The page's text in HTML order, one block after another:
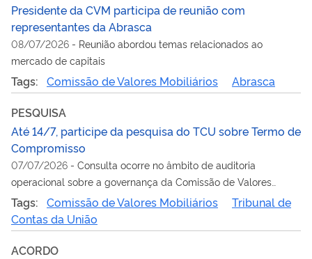
Presidente da CVM participa de reunião com
representantes da Abrasca
08/07/2026 - Reunião abordou temas relacionados ao
mercado de capitais
Tags: Comissão de Valores Mobiliários Abrasca
PESQUISA
Até 14/7, participe da pesquisa do TCU sobre Termo de
Compromisso
07/07/2026 - Consulta ocorre no âmbito de auditoria
operacional sobre a governança da Comissão de Valores
Mobiliários
Tags: Comissão de Valores Mobiliários
Tribunal de
Contas da União
ACORDO